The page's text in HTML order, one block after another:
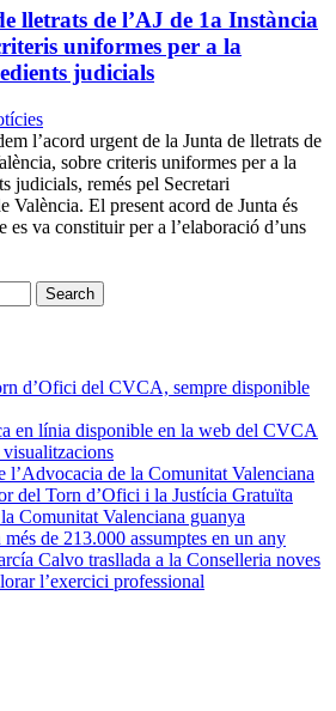
lletrats de l’AJ de 1a Instància
uniformes per a la
judicials
l’acord urgent de la Junta de lletrats de
sobre criteris uniformes per a la
judicials, remés pel Secretari
València. El present acord de Junta és
es va constituir per a l’elaboració d’uns
d’Ofici del CVCA, sempre disponible
en línia disponible en la web del CVCA
l’Advocacia de la Comunitat Valenciana
del Torn d’Ofici i la Justícia Gratuïta
Comunitat Valenciana guanya
de 213.000 assumptes en un any
Calvo trasllada a la Conselleria noves
l’exercici professional